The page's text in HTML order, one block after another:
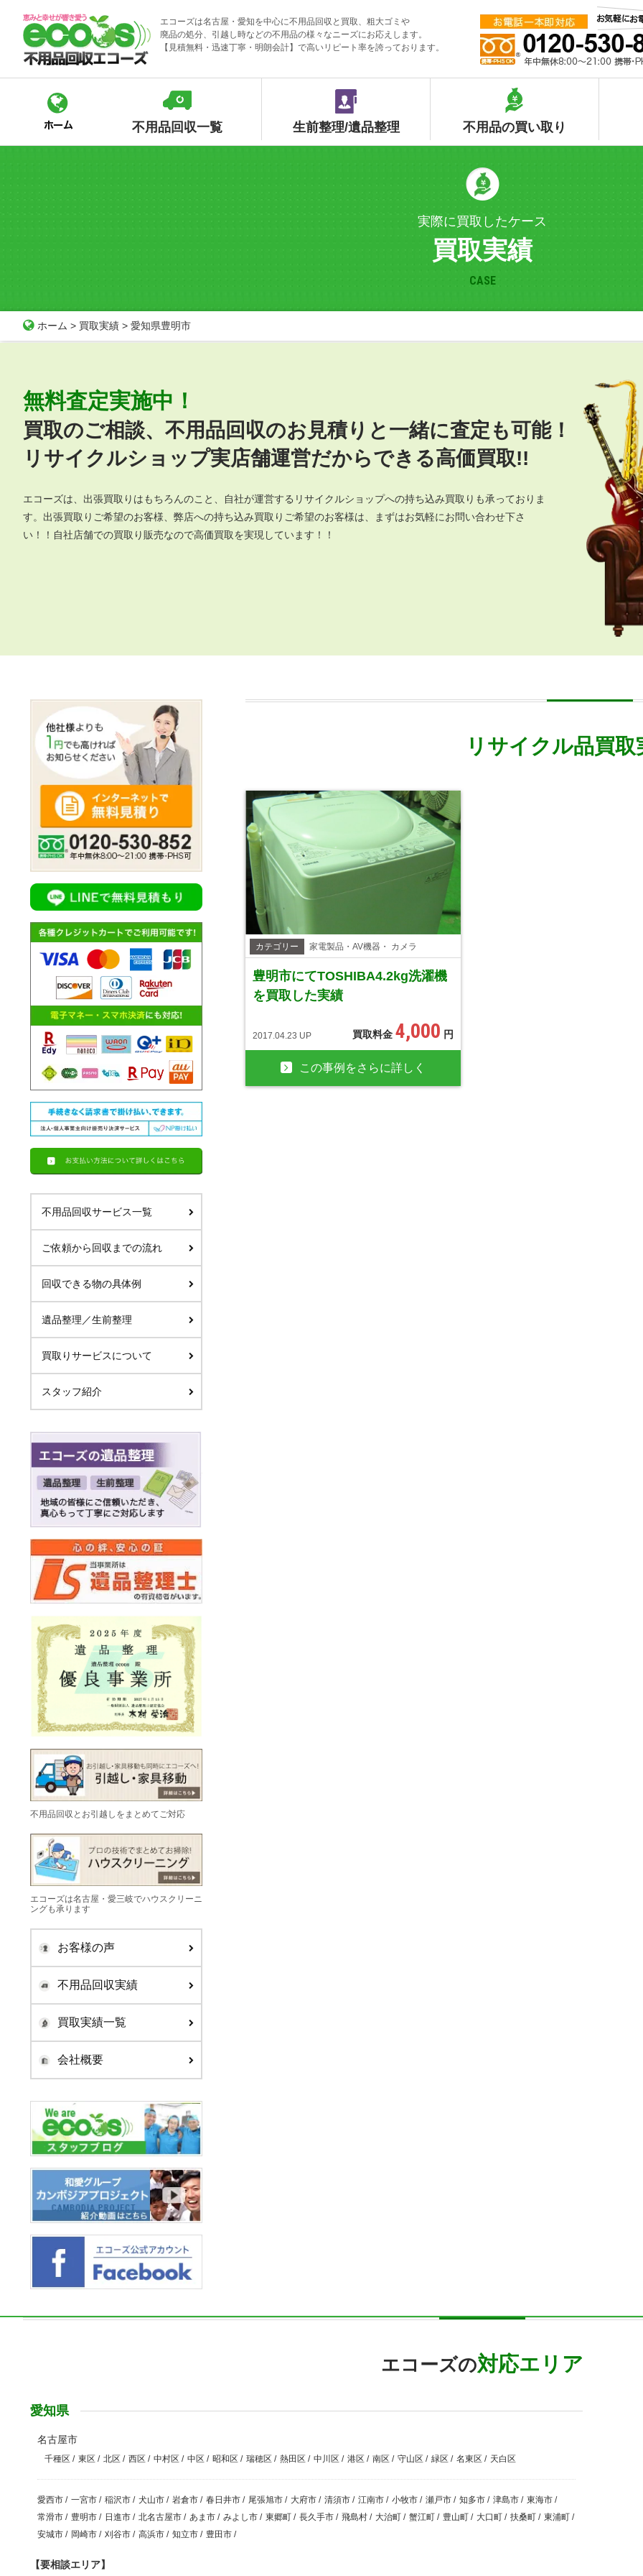
content
エコーズは名古屋・愛知を中心に不用品回収と買取、粗大ゴミや
廃品の処分、引越し時などの不用品の様々なニーズにお応えします。
【見積無料・迅速丁寧・明朗会計】で高いリピート率を誇っております。
不用品回収一覧 生前整理/遺品整理 不用品の買い取り
実際に買取したケース
買取実績
CASE
ホーム > 買取実績 > 愛知県豊明市
無料査定実施中！
買取のご相談、不用品回収のお見積りと一緒に査定も可能！
リサイクルショップ実店舗運営だからできる高価買取!!
エコーズは、出張買取りはもちろんのこと、自社が運営するリサイクルショップへの持ち込み買取りも承っておりま
す。出張買取りご希望のお客様、弊店への持ち込み買取りご希望のお客様は、まずはお気軽にお問い合わせ下さ
い！！自社店舗での買取り販売なので高価買取を実現しています！！
不用品回収サービス一覧
ご依頼から回収までの流れ
回収できる物の具体例
遺品整理／生前整理
買取りサービスについて
スタッフ紹介
不用品回収とお引越しをまとめてご対応
エコーズは名古屋・愛三岐でハウスクリーニ
ングも承ります
お客様の声
不用品回収実績
買取実績一覧
会社概要
リサイクル品買取
カテゴリー 家電製品・AV機器・ カメラ
豊明市にてTOSHIBA4.2kg洗濯機
を買取した実績
2017.04.23 UP 買取料金 4,000 円
この事例をさらに詳しく
エコーズの対応エリア
愛知県
名古屋市
千種区 / 東区 / 北区 / 西区 / 中村区 / 中区 / 昭和区 / 瑞穂区 / 熱田区 / 中川区 / 港区 / 南区 / 守山区 / 緑区 / 名東区 / 天白区
愛西市 / 一宮市 / 稲沢市 / 犬山市 / 岩倉市 / 春日井市 / 尾張旭市 / 大府市 / 清須市 / 江南市 / 小牧市 / 瀬戸市 / 知多市 / 津島市 / 東海市 /
常滑市 / 豊明市 / 日進市 / 北名古屋市 / あま市 / みよし市 / 東郷町 / 長久手市 / 飛島村 / 大治町 / 蟹江町 / 豊山町 / 大口町 / 扶桑町 / 東浦町 /
安城市 / 岡崎市 / 刈谷市 / 高浜市 / 知立市 / 豊田市 /
【要相談エリア】